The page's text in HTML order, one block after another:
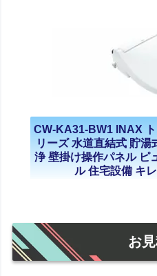
CW-KA31-BW1 INAX
リーズ 水道直結式 貯
浄 壁掛け操作パネル ピ
ル 住宅設備 キ
お